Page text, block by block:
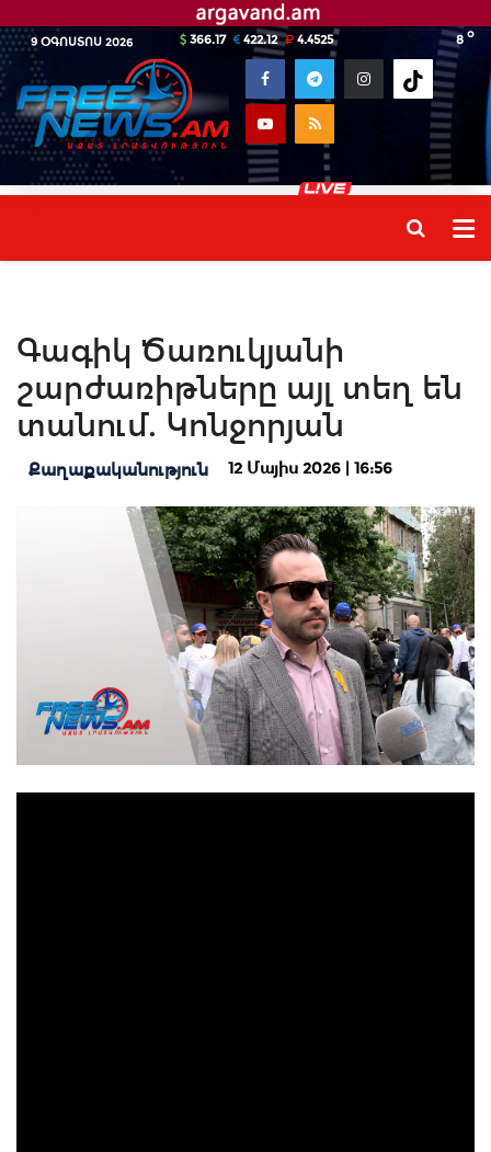
9 ՕԳՈՍՏՈՍ 2026 8 o
366.17 422.12 4.4525
Գագիկ Ծառուկյանի
շարժառիթները այլ տեղ են
տանում. Կոնջորյան
Քաղաքականություն 12 Մայիս 2026 | 16:56